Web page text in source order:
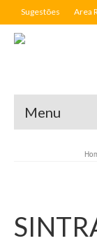
Sugestões Area
Menu